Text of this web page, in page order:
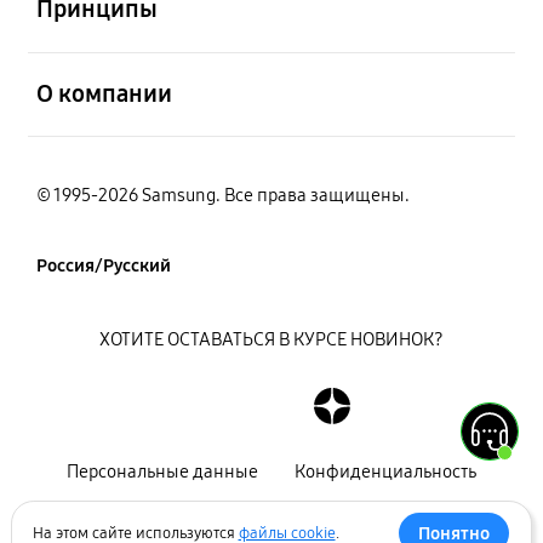
Принципы
О компании
© 1995-2026 Samsung. Все права защищены.
Россия/Русский
Персональные данные Конфиденциальность
ХОТИТЕ ОСТАВАТЬСЯ В КУРСЕ НОВИНОК?
На этом сайте используются файлы cookie. Понятно